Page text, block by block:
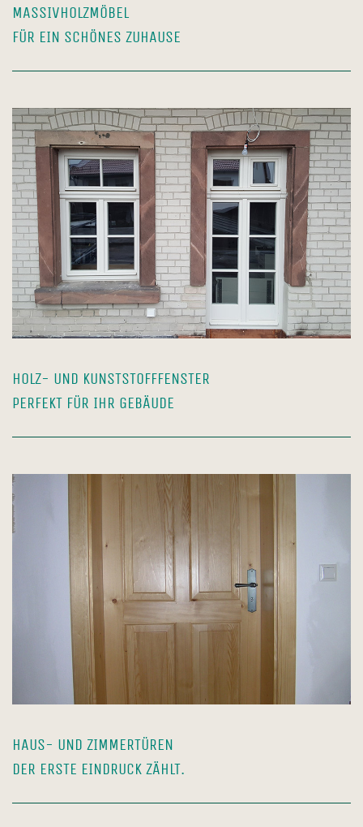
HOLZ- UND KUNSTSTOFFFENSTER
PERFEKT FÜR IHR GEBÄUDE
HAUS- UND ZIMMERTÜREN
DER ERSTE EINDRUCK ZÄHLT.